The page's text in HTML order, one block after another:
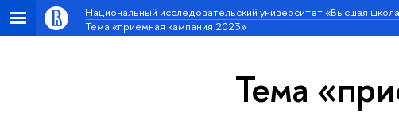
Национальный исследовательский университет «Высшая
Тема «приемная кампания 2023»
Тема